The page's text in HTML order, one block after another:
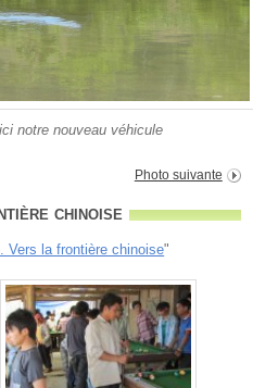
notre nouveau véhicule
Photo suivante
chinoise
Vers la frontière chinoise"